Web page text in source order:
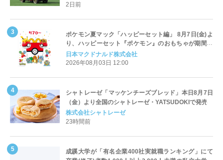
2日前
ポケモン夏マック「ハッピーセット編」 8月7日(金)よ
り、ハッピーセット『ポケモン』のおもちゃが期間限
定登場
日本マクドナルド株式会社
2026年08月03日 12:00
シャトレーゼ「マッケンチーズブレッド」本日8月7日
（金）より全国のシャトレーゼ・YATSUDOKIで発売
株式会社シャトレーゼ
23時間前
成蹊大学が「有名企業400社実就職ランキング」にて